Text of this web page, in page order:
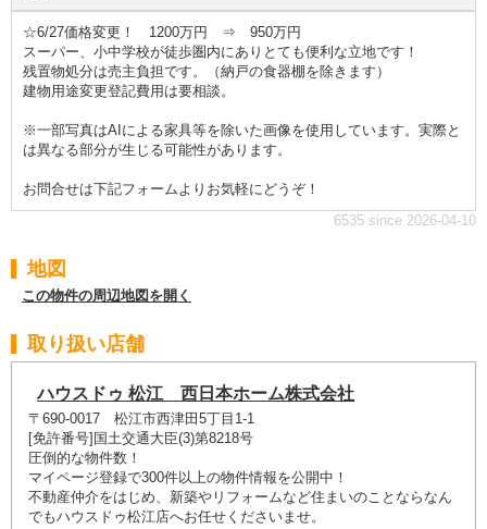
☆6/27価格変更！ 1200万円 ⇒ 950万円
スーパー、小中学校が徒歩圏内にありとても便利な立地です！
残置物処分は売主負担です。（納戸の食器棚を除きます）
建物用途変更登記費用は要相談。
※一部写真はAIによる家具等を除いた画像を使用しています。実際と
は異なる部分が生じる可能性があります。
お問合せは下記フォームよりお気軽にどうぞ！
6535 since 2026-04-10
地図
この物件の周辺地図を開く
取り扱い店舗
ハウスドゥ 松江 西日本ホーム株式会社
〒690-0017 松江市西津田5丁目1-1
[免許番号]国土交通大臣(3)第8218号
圧倒的な物件数！
マイページ登録で300件以上の物件情報を公開中！
不動産仲介をはじめ、新築やリフォームなど住まいのことならなん
でもハウスドゥ松江店へお任せくださいませ。